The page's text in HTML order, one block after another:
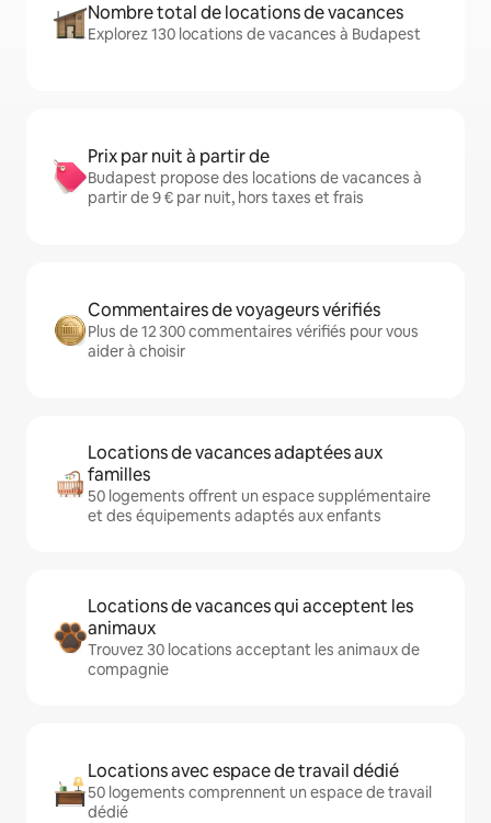
Nombre total de locations de vacances
Explorez 130 locations de vacances à Budapest
Prix par nuit à partir de
Budapest propose des locations de vacances à
partir de 9 € par nuit, hors taxes et frais
Commentaires de voyageurs vérifiés
Plus de 12 300 commentaires vérifiés pour vous
aider à choisir
Locations de vacances adaptées aux
familles
50 logements offrent un espace supplémentaire
et des équipements adaptés aux enfants
Locations de vacances qui acceptent les
animaux
Trouvez 30 locations acceptant les animaux de
compagnie
Locations avec espace de travail dédié
50 logements comprennent un espace de travail
dédié